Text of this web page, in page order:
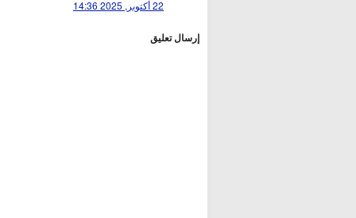
22 أكتوبر, 2025 14:36
إرسال تعليق